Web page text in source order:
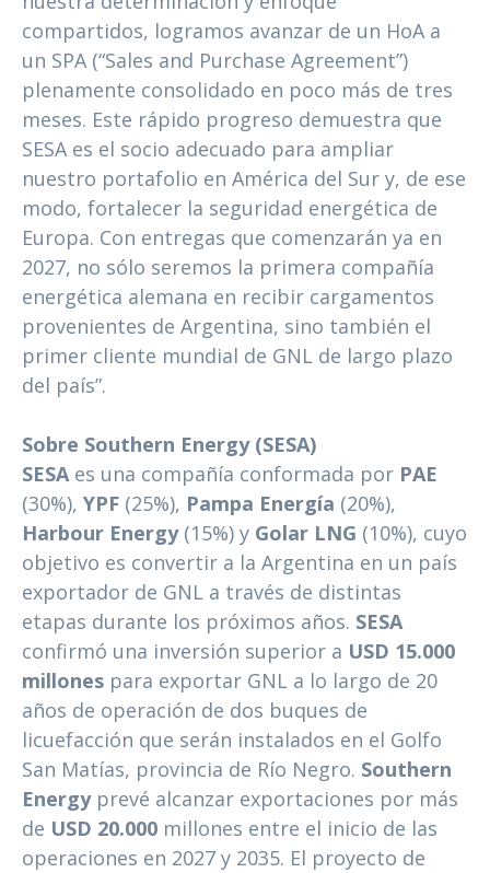
compartidos, logramos avanzar de un HoA a
un SPA (“Sales and Purchase Agreement”)
plenamente consolidado en poco más de tres
meses. Este rápido progreso demuestra que
SESA es el socio adecuado para ampliar
nuestro portafolio en América del Sur y, de ese
modo, fortalecer la seguridad energética de
Europa. Con entregas que comenzarán ya en
2027, no sólo seremos la primera compañía
energética alemana en recibir cargamentos
provenientes de Argentina, sino también el
primer cliente mundial de GNL de largo plazo
del país”.
Sobre Southern Energy (SESA)
SESAes una compañía conformada por PAE
(30%), YPF (25%), Pampa Energía (20%),
Harbour Energy(15%) y Golar LNG (10%), cuyo
objetivo es convertir a la Argentina en un país
exportador de GNL a través de distintas
etapas durante los próximos años. SESA
confirmó una inversión superior a USD 15.000
millones para exportar GNL a lo largo de 20
años de operación de dos buques de
licuefacción que serán instalados en el Golfo
San Matías, provincia de Río Negro. Southern
Energyprevé alcanzar exportaciones por más
de USD 20.000 millones entre el inicio de las
operaciones en 2027 y 2035. El proyecto de